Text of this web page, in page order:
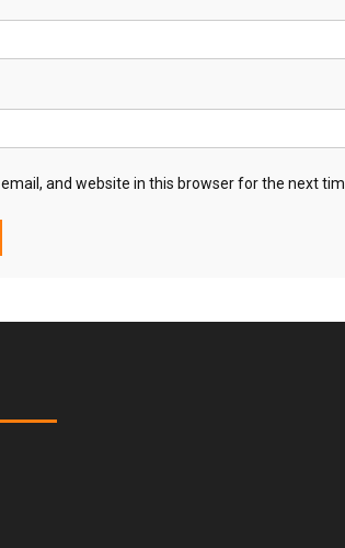
and website in this browser for the next